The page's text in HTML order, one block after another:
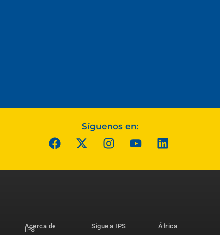
Síguenos en:
Acerca de
IPS
Sigue a IPS
África